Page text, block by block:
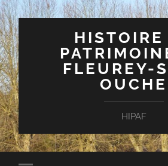
HISTOIRE
FLEUREY-
OUCHE
HIPAF